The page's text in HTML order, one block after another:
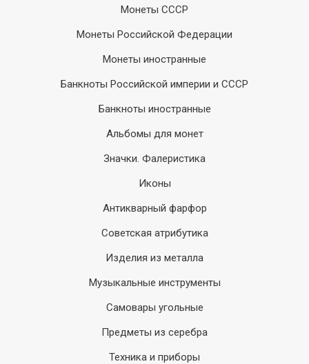
Монеты СССР
Монеты Российской Федерации
Монеты иностранные
Банкноты Российской империи и СССР
Банкноты иностранные
Альбомы для монет
Значки. Фалеристика
Иконы
Антикварный фарфор
Советская атрибутика
Изделия из металла
Музыкальные инструменты
Самовары угольные
Предметы из серебра
Техника и приборы